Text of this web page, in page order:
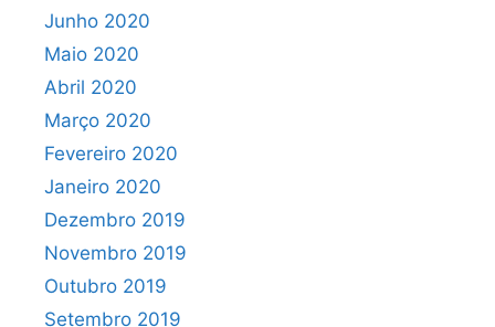
Junho 2020
Maio 2020
Abril 2020
Março 2020
Fevereiro 2020
Janeiro 2020
Dezembro 2019
Novembro 2019
Outubro 2019
Setembro 2019